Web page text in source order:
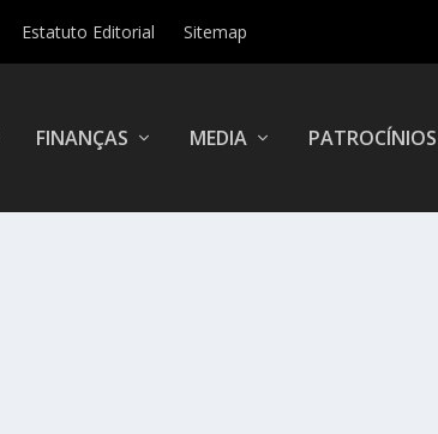
Estatuto Editorial Sitemap
FINANÇAS MEDIA PATROCÍNIOS